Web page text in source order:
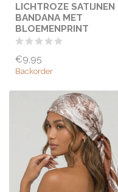
LICHTROZE SATIJNEN
BANDANA MET
BLOEMENPRINT
€9,95
Backorder